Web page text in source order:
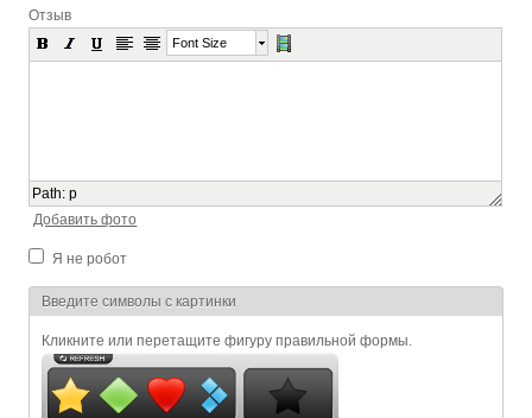
Отзыв
Font Size
Path:p
Добавить фото
Я не робот
Я спамер
Введите символы с картинки
Кликните или перетащите фигуру правильной формы.